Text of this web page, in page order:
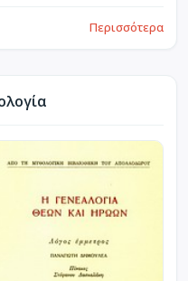
Περισσότερα